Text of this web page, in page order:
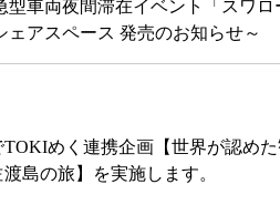
型車両夜間滞在イベント「スワ
ェアスペース 発売のお知らせ～
めく連携企画【世界が認め
島の旅】を実施します。